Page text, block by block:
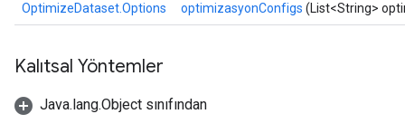
OptimizeDataset.Options optimizasyonConfigs (List<String>
Kalıtsal Yöntemler
Java.lang.Object sınıfından